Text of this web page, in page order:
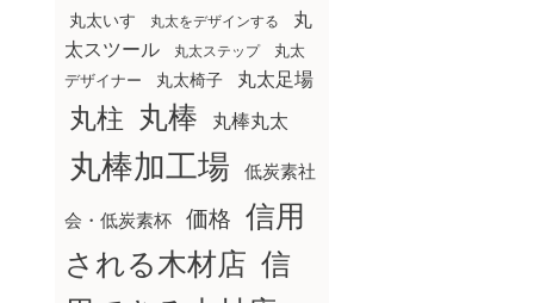
丸太いす 丸太をデザインする
丸
太スツール
丸太ステップ
丸太
デザイナー
丸太椅子 丸太足場
丸柱 丸棒 丸棒丸太
丸棒加工場 低炭素社
会・低炭素杯 価格
信用
される木材店 信